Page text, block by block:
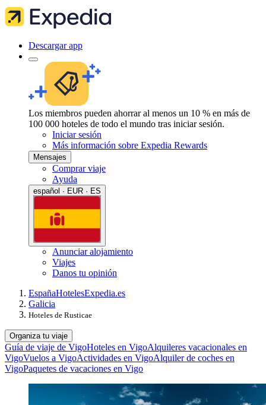
Descargar app
Los miembros pueden ahorrar al menos un 10 % en más de
100 000 hoteles de todo el mundo tras iniciar sesión.
Iniciar sesión
Más información sobre Expedia Rewards
Mensajes
Comprar viaje
Ayuda
español · EUR · ES
Anunciar alojamiento
Viajes
Danos tu opinión
EspañaHotelesExpedia.es
Galicia
Hoteles de Rusticae
Organiza tu viaje
Guía de viaje de VigoHoteles en VigoAlquileres vacacionales en
VigoVuelos a VigoActividades en VigoAlquiler de coches en
VigoPaquetes de vacaciones en Vigo